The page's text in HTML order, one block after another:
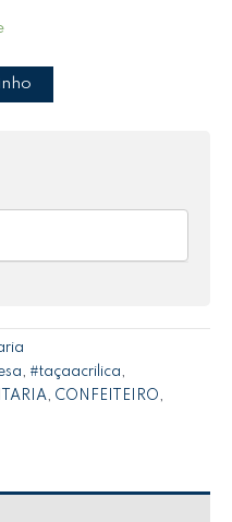
, #taçaacrilica,
, CONFEITEIRO,